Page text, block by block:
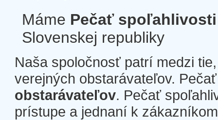
Máme Pečať spoľahlivosti
Slovenskej republiky
Naša spoločnosť patrí medzi
verejných obstarávateľov.
obstarávateľov. Pečať
prístupe a jednaní k